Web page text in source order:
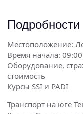
Подробности
Местоположение:
Время начала: 09:00
Оборудование,
стоимость
Курсы SSI и PADI
Транспорт на юге